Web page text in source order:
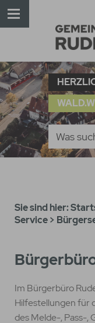
Sie sind hier:
Service>
Im Bürgerbüro
Hilfestellungen für
des Melde-, Pass-,